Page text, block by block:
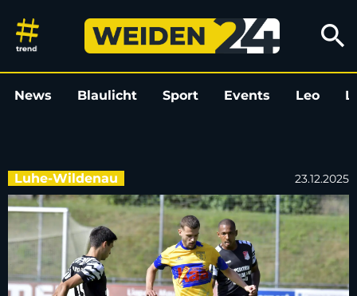
SC Luhe-Wildenau stellt drei
search
News Blaulicht Sport Events Leo
Luhe-Wildenau 23.12.2025